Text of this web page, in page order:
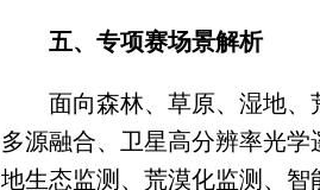
五、专项赛场景解析
面向森林、草原、湿地
多源融合、卫星高分辨率光
地生态监测、荒漠化监测、